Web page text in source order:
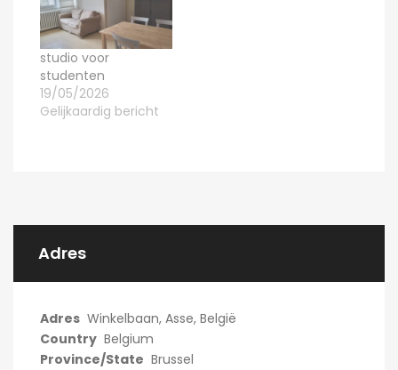
studio voor
studenten
19/05/2026
Gelijkaardig bericht
Adres
Adres Winkelbaan, Asse, België
Country Belgium
Province/State Brussel